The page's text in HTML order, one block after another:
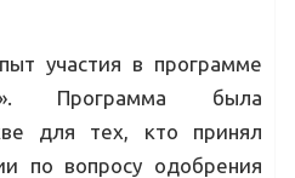
участия в программе
Программа была
для тех, кто принял
по вопросу одобрения